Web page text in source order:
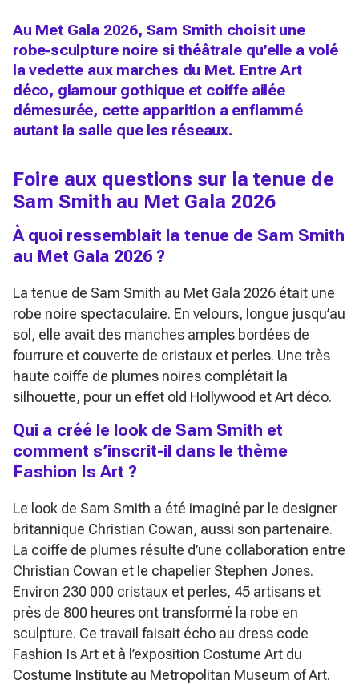
Au Met Gala 2026, Sam Smith choisit une
robe‑sculpture noire si théâtrale qu’elle a volé
la vedette aux marches du Met. Entre Art
déco, glamour gothique et coiffe ailée
démesurée, cette apparition a enflammé
autant la salle que les réseaux.
Foire aux questions sur la tenue de
Sam Smith au Met Gala 2026
À quoi ressemblait la tenue de Sam Smith
au Met Gala 2026 ?
La tenue de Sam Smith au Met Gala 2026 était une
robe noire spectaculaire. En velours, longue jusqu’au
sol, elle avait des manches amples bordées de
fourrure et couverte de cristaux et perles. Une très
haute coiffe de plumes noires complétait la
silhouette, pour un effet old Hollywood et Art déco.
Qui a créé le look de Sam Smith et
comment s’inscrit-il dans le thème
Fashion Is Art ?
Le look de Sam Smith a été imaginé par le designer
britannique Christian Cowan, aussi son partenaire.
La coiffe de plumes résulte d’une collaboration entre
Christian Cowan et le chapelier Stephen Jones.
Environ 230 000 cristaux et perles, 45 artisans et
près de 800 heures ont transformé la robe en
sculpture. Ce travail faisait écho au dress code
Fashion Is Art et à l’exposition Costume Art du
Costume Institute au Metropolitan Museum of Art.